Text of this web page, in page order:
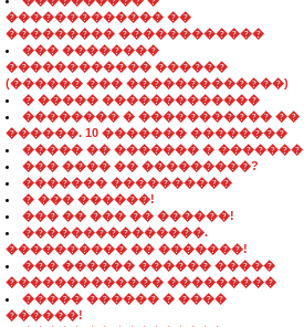
������������� ��
��������� ������������
��� ��������
������������ ������
(������ ��� �������������)
� ����� �������������
�������� � ����������� ��
������. 10 ������� ��������
����� �� ������� � �������
��� ���� �� ���������?
������� ����������
� ��� ������!
��� �� ��� �� ������!
���������������.
���������� �� �������!
��� ������ ������ �����
������������� ���������
����� ������ � ����
������!